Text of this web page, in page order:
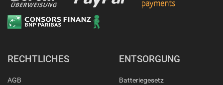
RECHTLICHES
AGB
ENTSORGUNG
Batteriegesetz